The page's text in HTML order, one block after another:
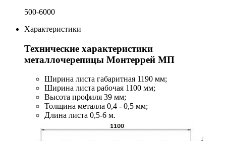
500-6000
Характеристики
Технические характеристики
металлочерепицы Монтеррей МП
Ширина листа габаритная 1190 мм;
Ширина листа рабочая 1100 мм;
Высота профиля 39 мм;
Толщина металла 0,4 - 0,5 мм;
Длина листа 0,5-6 м.